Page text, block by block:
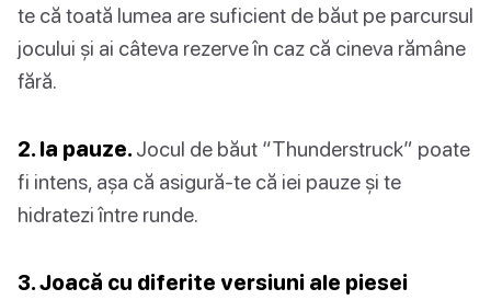
te că toată lumea are suficient de băut pe parcursul
jocului și ai câteva rezerve în caz că cineva rămâne
fără.
2. Ia pauze. Jocul de băut “Thunderstruck” poate
fi intens, așa că asigură-te că iei pauze și te
hidratezi între runde.
3. Joacă cu diferite versiuni ale piesei